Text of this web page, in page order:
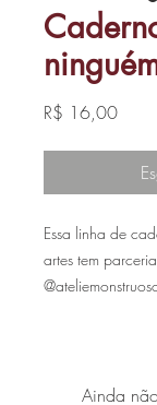
R$ 16,00Preço
Essa linha de
artes tem
(15x21cm) e
Ainda